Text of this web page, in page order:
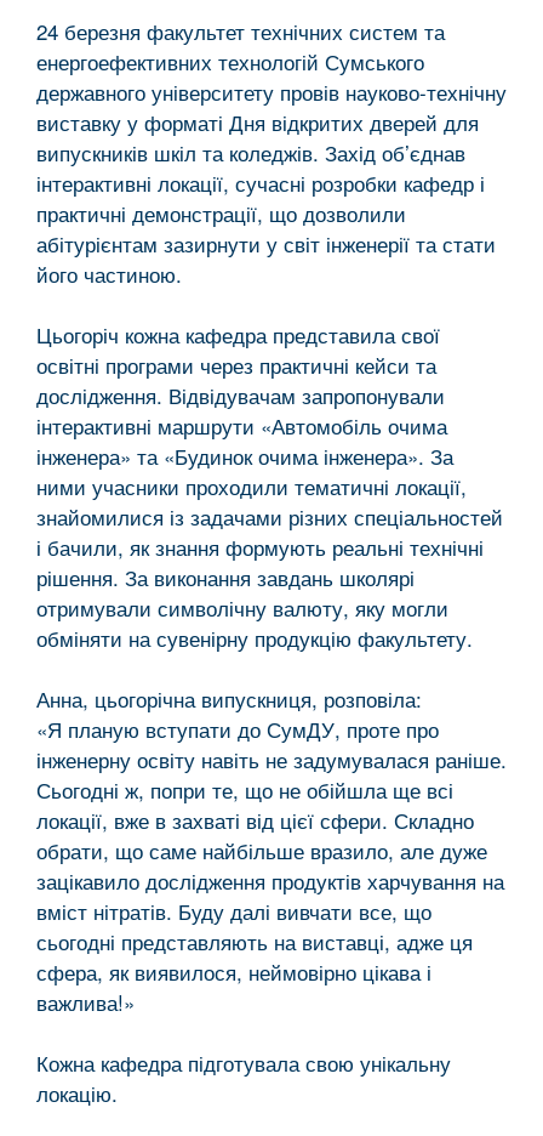
24 березня факультет технічних систем та
енергоефективних технологій Сумського
державного університету провів науково-технічну
виставку у форматі Дня відкритих дверей для
випускників шкіл та коледжів. Захід об’єднав
інтерактивні локації, сучасні розробки кафедр і
практичні демонстрації, що дозволили
абітурієнтам зазирнути у світ інженерії та стати
його частиною.
Цьогоріч кожна кафедра представила свої
освітні програми через практичні кейси та
дослідження. Відвідувачам запропонували
інтерактивні маршрути «Автомобіль очима
інженера» та «Будинок очима інженера». За
ними учасники проходили тематичні локації,
знайомилися із задачами різних спеціальностей
і бачили, як знання формують реальні технічні
рішення. За виконання завдань школярі
отримували символічну валюту, яку могли
обміняти на сувенірну продукцію факультету.
Анна, цьогорічна випускниця, розповіла:
«Я планую вступати до СумДУ, проте про
інженерну освіту навіть не задумувалася раніше.
Сьогодні ж, попри те, що не обійшла ще всі
локації, вже в захваті від цієї сфери. Складно
обрати, що саме найбільше вразило, але дуже
зацікавило дослідження продуктів харчування на
вміст нітратів. Буду далі вивчати все, що
сьогодні представляють на виставці, адже ця
сфера, як виявилося, неймовірно цікава і
важлива!»
Кожна кафедра підготувала свою унікальну
локацію.